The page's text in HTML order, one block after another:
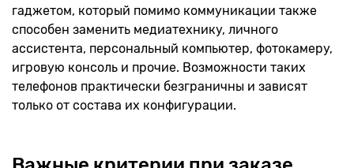
гаджетом, который помимо коммуникации также
способен заменить медиатехнику, личного
ассистента, персональный компьютер, фотокамеру,
игровую консоль и прочие. Возможности таких
телефонов практически безграничны и зависят
только от состава их конфигурации.